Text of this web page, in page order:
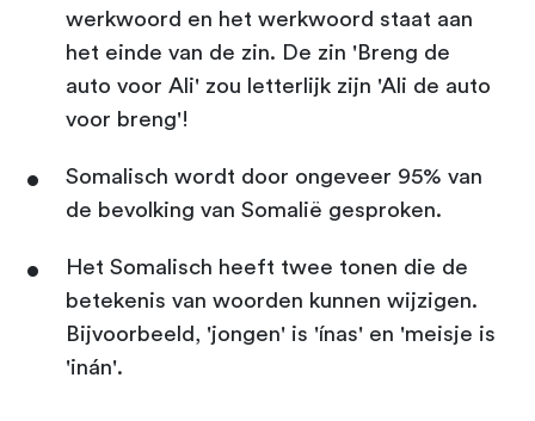
werkwoord en het werkwoord staat aan
het einde van de zin. De zin 'Breng de
auto voor Ali' zou letterlijk zijn 'Ali de auto
voor breng'!
Somalisch wordt door ongeveer 95% van
de bevolking van Somalië gesproken.
Het Somalisch heeft twee tonen die de
betekenis van woorden kunnen wijzigen.
Bijvoorbeeld, 'jongen' is 'ínas' en 'meisje is
'inán'.